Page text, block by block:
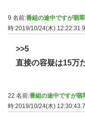
9 名前:番組の途中ですが翡
時:2019/10/24(木)
>>5
直接の容疑は15万
22 名前:番組の途中ですが翡
時:2019/10/24(木)